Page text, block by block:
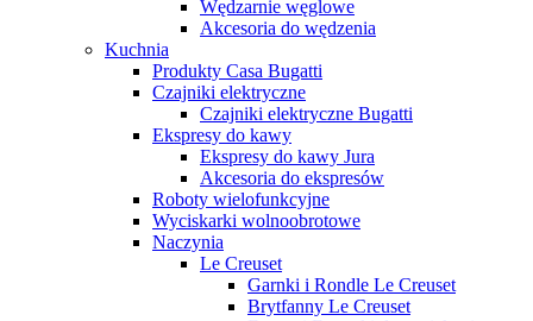
Wędzarnie węglowe
Akcesoria do wędzenia
Kuchnia
Produkty Casa Bugatti
Czajniki elektryczne
Czajniki elektryczne Bugatti
Ekspresy do kawy
Ekspresy do kawy Jura
Akcesoria do ekspresów
Roboty wielofunkcyjne
Wyciskarki wolnoobrotowe
Naczynia
Le Creuset
Garnki i Rondle Le Creuset
Brytfanny Le Creuset